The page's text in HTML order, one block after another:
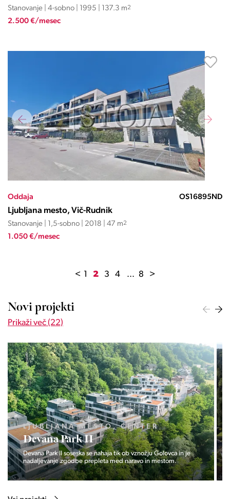
Stanovanje | 4-sobno | 1995 | 137.3 m2
2.500 €/mesec
Oddaja OS16895ND
Ljubljana mesto, Vič-Rudnik
Stanovanje | 1,5-sobno | 2018 | 47 m2
1.050 €/mesec
< 1 2 3 4 ... 8 >
Novi projekti
Prikaži več (22)
LJUBLJANA MESTO, ŠIŠKA, KOSEZE
Pod hribom
Projekt Pod hribom se je pričela gradnja eni izmed najbolj
zaželeni lokaciji v Ljubljani.